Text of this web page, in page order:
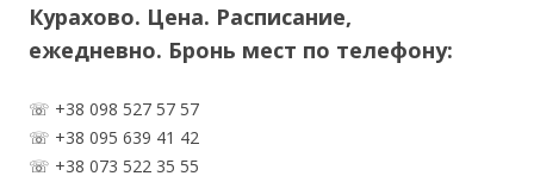
Курахово. Цена. Расписание,
ежедневно. Бронь мест по телефону:
☏ +38 098 527 57 57
☏ +38 095 639 41 42
☏ +38 073 522 35 55